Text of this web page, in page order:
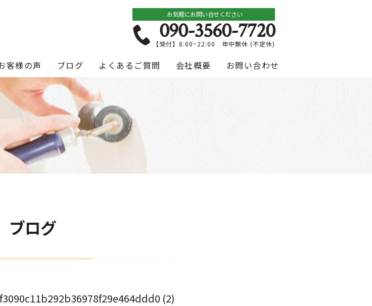
お気軽にお問い合せください
090-3560-7720
【受付】8:00~22:00 年中無休 (不定休)
客様の声 ブログ よくあるご質問 会社概要 お問い合わせ
ブログ
(2)